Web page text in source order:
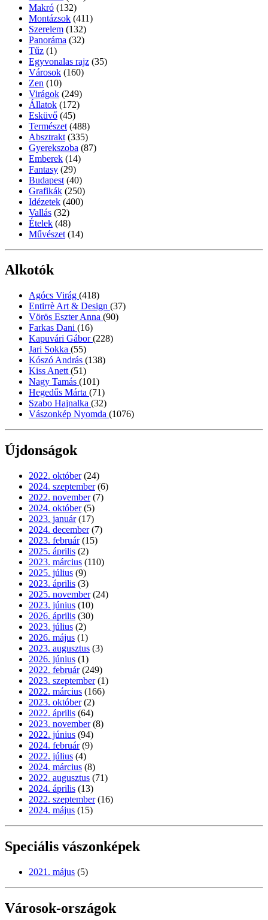
Makró (132)
Montázsok (411)
Szerelem (132)
Panoráma (32)
Tűz (1)
Egyvonalas rajz (35)
Városok (160)
Zen (10)
Virágok (249)
Állatok (172)
Esküvő (45)
Természet (488)
Absztrakt (335)
Gyerekszoba (87)
Emberek (14)
Fantasy (29)
Budapest (40)
Grafikák (250)
Idézetek (400)
Vallás (32)
Ételek (48)
Művészet (14)
Alkotók
Agócs Virág (418)
Entirrè Art & Design (37)
Vörös Eszter Anna (90)
Farkas Dani (16)
Kapuvári Gábor(228)
Jari Sokka (55)
Kószó András (138)
Kiss Anett (51)
Nagy Tamás (101)
Hegedűs Márta (71)
Szabo Hajnalka (32)
Vászonkép Nyomda (1076)
Újdonságok
2022. október (24)
2024. szeptember (6)
2022. november (7)
2024. október (5)
2023. január (17)
2024. december (7)
2023. február (15)
2025. április (2)
2023. március (110)
2025. július (9)
2023. április (3)
2025. november (24)
2023. június (10)
2026. április (30)
2023. július (2)
2026. május (1)
2023. augusztus (3)
2026. június (1)
2022. február (249)
2023. szeptember (1)
2022. március (166)
2023. október (2)
2022. április (64)
2023. november (8)
2022. június (94)
2024. február (9)
2022. július (4)
2024. március (8)
2022. augusztus (71)
2024. április (13)
2022. szeptember (16)
2024. május (15)
Speciális vászonképek
2021. május (5)
Városok-országok